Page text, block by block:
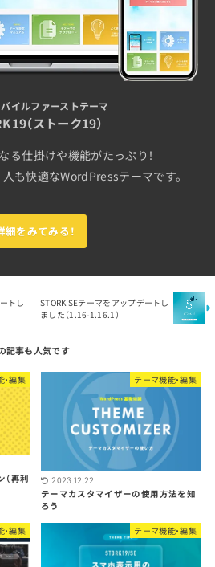
イルファーストテーマ
（ストーク19）
る仕掛けや機能がたっぷり！
も快適なWordPressテーマです。
細をみてみる！
トし
STORK SEテーマをアップデートし
ました（1.16-1.16.1）
・編集
再利
テーマ機能・編集
2023.12.22
テーマカスタマイザーの使用方法を知
ろう
・編集 テーマ機能・編集